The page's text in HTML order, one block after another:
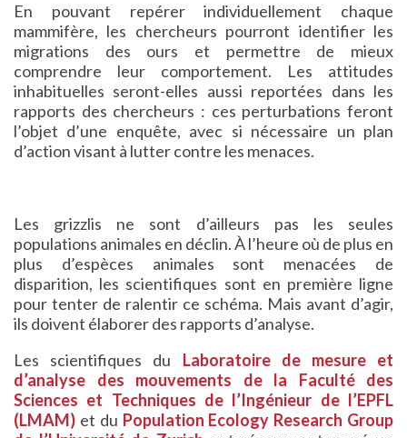
En pouvant repérer individuellement chaque
mammifère, les chercheurs pourront identifier les
migrations des ours et permettre de mieux
comprendre leur comportement. Les attitudes
inhabituelles seront-elles aussi reportées dans les
rapports des chercheurs : ces perturbations feront
l’objet d’une enquête, avec si nécessaire un plan
d’action visant à lutter contre les menaces.
Les grizzlis ne sont d’ailleurs pas les seules
populations animales en déclin. À l’heure où de plus en
plus d’espèces animales sont menacées de
disparition, les scientifiques sont en première ligne
pour tenter de ralentir ce schéma. Mais avant d’agir,
ils doivent élaborer des rapports d’analyse.
Les scientifiques du Laboratoire de mesure et
d’analyse des mouvements de la Faculté des
Sciences et Techniques de l’Ingénieur de l’EPFL
(LMAM) et du Population Ecology Research Group